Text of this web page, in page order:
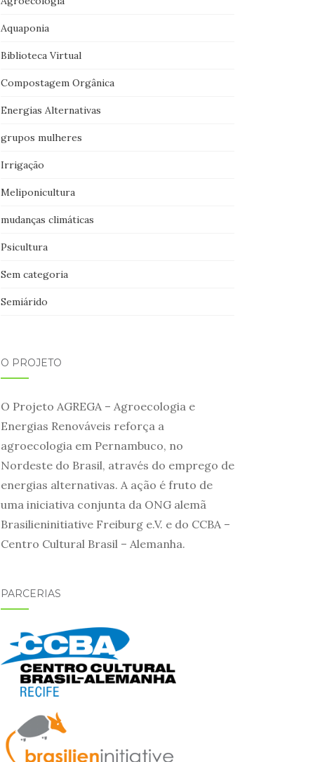
Aquaponia
Biblioteca Virtual
Compostagem Orgânica
Energias Alternativas
grupos mulheres
Irrigação
Meliponicultura
mudanças climáticas
Psicultura
Sem categoria
Semiárido
O PROJETO
O Projeto AGREGA – Agroecologia e
Energias Renováveis reforça a
agroecologia em Pernambuco, no
Nordeste do Brasil, através do emprego de
energias alternativas. A ação é fruto de
uma iniciativa conjunta da ONG alemã
Brasilieninitiative Freiburg e.V. e do CCBA –
Centro Cultural Brasil – Alemanha.
PARCERIAS